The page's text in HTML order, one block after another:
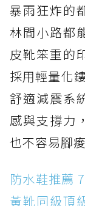
暴雨狂炸的
林間小路都
皮靴笨重的
採用輕量化
舒適減震系
感與支撐力
也不容易腳
防水鞋推薦
黃靴同級頂